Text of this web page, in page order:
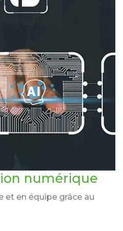
numérique
et en équipe grâce au